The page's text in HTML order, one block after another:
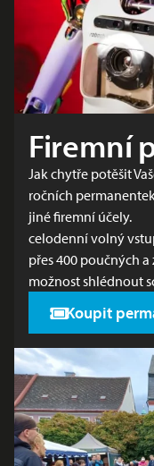
Firemní
Jak chytře potěšit
ročních
jiné firemní účely.
celodenní volný
přes 400 poučných
možnost shlédnout
Koupit